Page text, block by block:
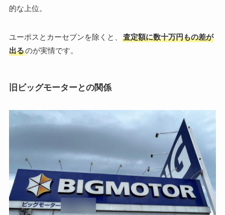
的な上位。
ユーポスとカーセブンを除くと、
査定額に数十万円もの差が
出るのが実情です。
旧ビッグモーターとの関係